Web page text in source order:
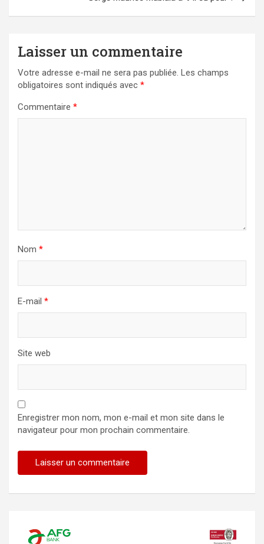
Laisser un commentaire
Votre adresse e-mail ne sera pas publiée. Les champs
obligatoires sont indiqués avec *
Commentaire *
Nom *
E-mail *
Site web
Enregistrer mon nom, mon e-mail et mon site dans le
navigateur pour mon prochain commentaire.